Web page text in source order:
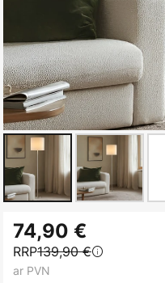
uz
galerijas
sākumu
74,90 €
RRP139,90 €
ar PVN